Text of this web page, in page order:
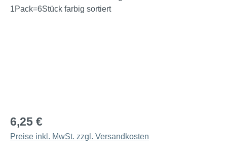
6,25 €
Preise inkl. MwSt. zzgl. Versandkosten